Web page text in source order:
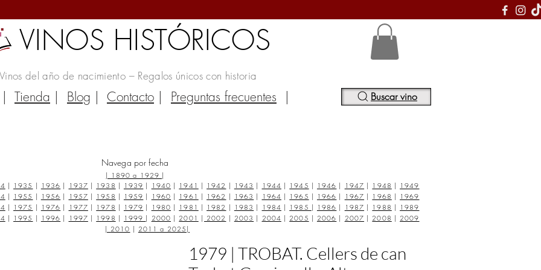
VINOS HISTÓRICOS
Vinos del año de nacimiento – Regalos únicos con historia
| Tienda | Blog | Contacto | Preguntas frecuentes | Buscar vino
Navega por fecha
| 1890 a 1929 |
| 1935 | 1936 | 1937 | 1938 | 1939 | 1940 | 1941 | 1942 | 1943 | 1944 | 1945 | 1946 | 1947 | 1948 | 1949
| 1955 | 1956 | 1957 | 1958 | 1959 | 1960 | 1961 | 1962 | 1963 | 1964 | 1965 | 1966 | 1967 | 1968 | 1969
| 1975 | 1976 | 1977 | 1978 | 1979 | 1980 | 1981 | 1982 | 1983 | 1984 | 1985 | 1986 | 1987 | 1988 | 1989
| 1995 | 1996 | 1997 | 1998 | 1999 | 2000 | 2001 | 2002 | 2003 | 2004 | 2005 | 2006 | 2007 | 2008 | 2009
| 2010 | 2011 a 2025 |
1979 | TROBAT. Cellers de can